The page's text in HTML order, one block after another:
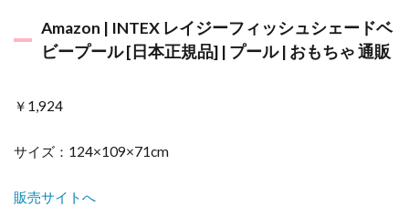
Amazon | INTEX レイジーフィッシュシェードベ
ビープール [日本正規品] | プール | おもちゃ 通販
￥1,924
サイズ：124×109×71cm
販売サイトへ